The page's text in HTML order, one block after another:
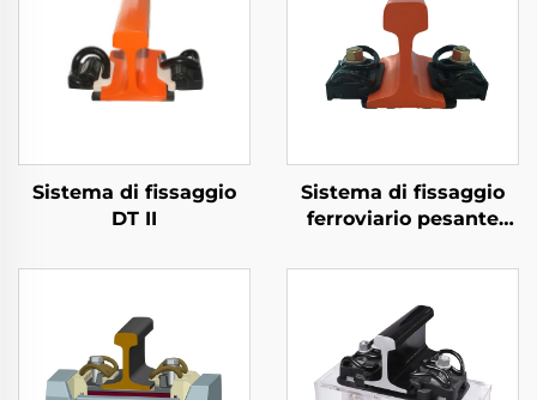
Sistema di fissaggio
DT II
Sistema di fissaggio
ferroviario pesante